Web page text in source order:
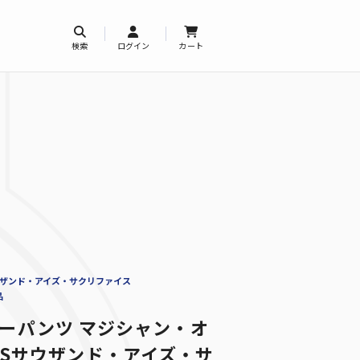
検索 ログイン カート
ンド・アイズ・サクリファイス
パンツ マジシャン・オ
サウザンド・アイズ・サ